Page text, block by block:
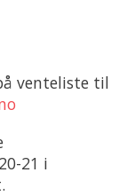
venteliste til
21 i